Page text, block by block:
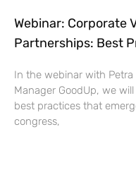
Webinar: Corporate
Partnerships: Best
In the webinar with
Manager GoodUp, we
best practices that
congress,